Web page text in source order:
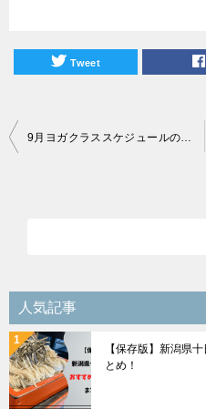
Tweet
投
シ
ョ
ン
人気記事
【保存版】新潟県
とめ！